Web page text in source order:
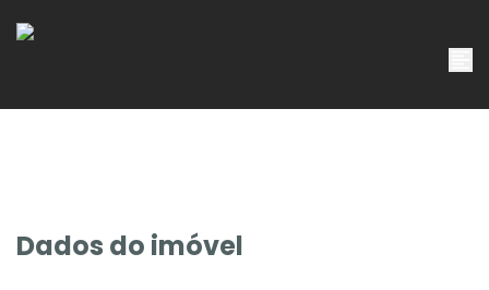
Dados do imóvel